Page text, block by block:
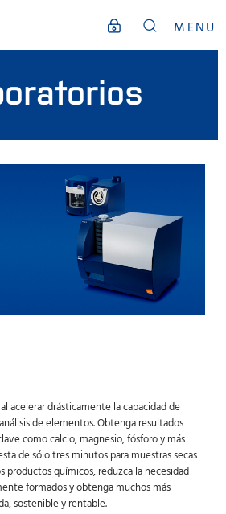
MENU
acelerar drásticamente la capacidad de
de elementos. Obtenga resultados
como calcio, magnesio, fósforo y más
de sólo tres minutos para muestras secas
productos químicos, reduzca la necesidad
formados y obtenga muchos más
sostenible y rentable.